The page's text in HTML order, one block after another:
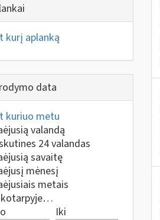
kurį aplanką
data
kuriuo metu
valandą
24 valandas
savaitę
mėnesį
metais
Iki